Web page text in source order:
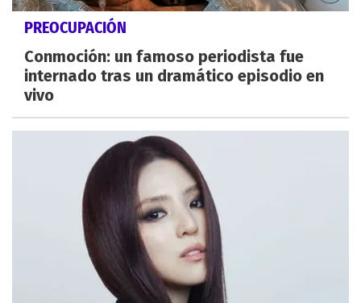
PREOCUPACIÓN
Conmoción: un famoso periodista fue
internado tras un dramático episodio en
vivo